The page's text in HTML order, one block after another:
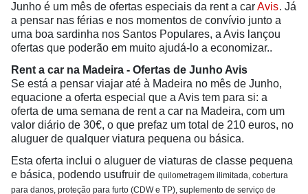
Junho é um mês de ofertas especiais da rent a carAvis. Já
a pensar nas férias e nos momentos de convívio junto a
uma boa sardinha nos Santos Populares, a Avis lançou
ofertas que poderão em muito ajudá-lo a economizar..
Rent a car na Madeira - Ofertas de Junho Avis
Se está a pensar viajar até à Madeira no mês de Junho,
equacione a oferta especial que a Avis tem para si: a
oferta de uma semana de rent a car na Madeira, com um
valor diário de 30€, o que prefaz um total de 210 euros, no
aluguer de qualquer viatura pequena ou básica.
Esta oferta inclui o aluguer de viaturas de classe pequena
e básica, podendo usufruir de quilometragem ilimitada, cobertura
para danos, proteção para furto (CDW e TP), suplemento de serviço de